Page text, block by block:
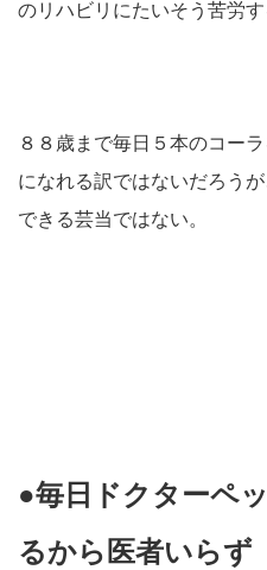
のリハビリにたいそう苦労す
８８歳まで毎日５本のコー
になれる訳ではないだろう
できる芸当ではない。
●毎日ドクターペ
るから医者いらず